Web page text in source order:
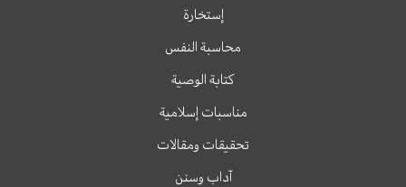
إستخارة
محاسبة النفس
كتابة الوصية
مناسبات إسلامية
تحقيقات ومقالات
آداب وسنن